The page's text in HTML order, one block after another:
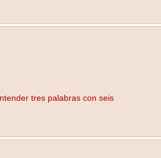
tres palabras con seis